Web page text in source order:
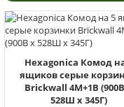
Hexagonica Комод
ящиков серые
Brickwall 4М+1В
528Ш х 345Г)